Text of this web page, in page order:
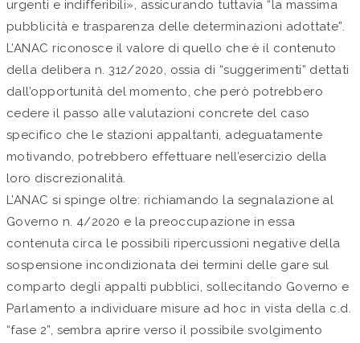
urgenti e indifferibili», assicurando tuttavia “la massima
pubblicità e trasparenza delle determinazioni adottate”.
L’ANAC riconosce il valore di quello che è il contenuto
della delibera n. 312/2020, ossia di “suggerimenti” dettati
dall’opportunità del momento, che però potrebbero
cedere il passo alle valutazioni concrete del caso
specifico che le stazioni appaltanti, adeguatamente
motivando, potrebbero effettuare nell’esercizio della
loro discrezionalità.
L’ANAC si spinge oltre: richiamando la segnalazione al
Governo n. 4/2020 e la preoccupazione in essa
contenuta circa le possibili ripercussioni negative della
sospensione incondizionata dei termini delle gare sul
comparto degli appalti pubblici, sollecitando Governo e
Parlamento a individuare misure ad hoc in vista della c.d.
“fase 2”, sembra aprire verso il possibile svolgimento